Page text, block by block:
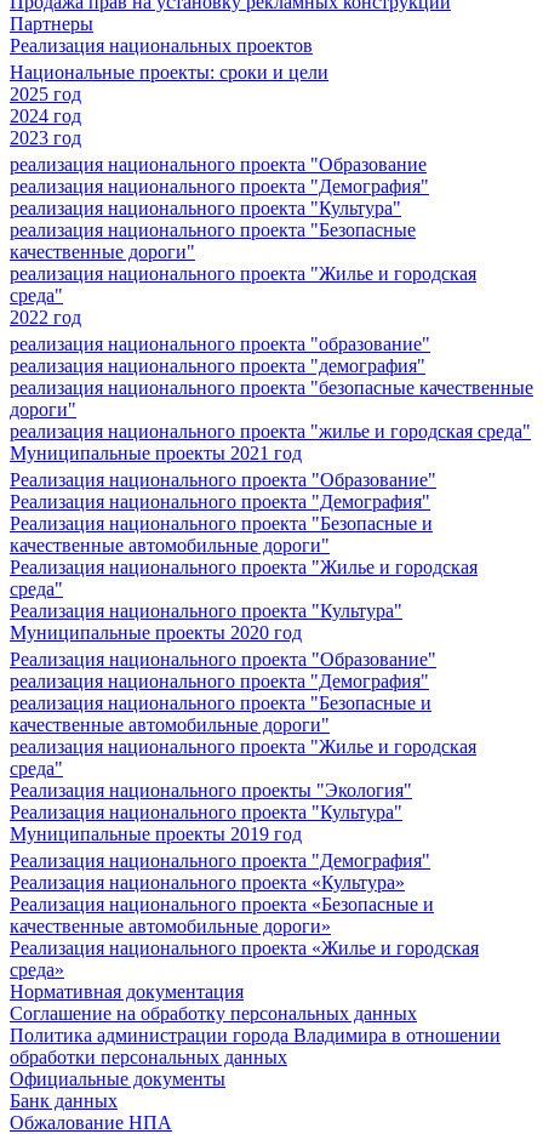
Партнеры
Реализация национальных проектов
Национальные проекты: сроки и цели
2025 год
2024 год
2023 год
реализация национального проекта "Образование
реализация национального проекта "Демография"
реализация национального проекта "Культура"
реализация национального проекта "Безопасные
качественные дороги"
реализация национального проекта "Жилье и городская
среда"
2022 год
реализация национального проекта "образование"
реализация национального проекта "демография"
реализация национального проекта "безопасные качественные
дороги"
реализация национального проекта "жилье и городская среда"
Муниципальные проекты 2021 год
Реализация национального проекта "Образование"
Реализация национального проекта "Демография"
Реализация национального проекта "Безопасные и
качественные автомобильные дороги"
Реализация национального проекта "Жилье и городская
среда"
Реализация национального проекта "Культура"
Муниципальные проекты 2020 год
Реализация национального проекта "Образование"
реализация национального проекта "Демография"
реализация национального проекта "Безопасные и
качественные автомобильные дороги"
реализация национального проекта "Жилье и городская
среда"
Реализация национального проекты "Экология"
Реализация национального проекта "Культура"
Муниципальные проекты 2019 год
Реализация национального проекта "Демография"
Реализация национального проекта «Культура»
Реализация национального проекта «Безопасные и
качественные автомобильные дороги»
Реализация национального проекта «Жилье и городская
среда»
Нормативная документация
Соглашение на обработку персональных данных
Политика администрации города Владимира в отношении
обработки персональных данных
Официальные документы
Банк данных
Обжалование НПА